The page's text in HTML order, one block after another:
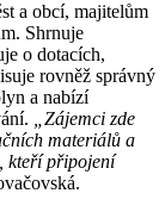
a obcí, majitelům
Shrnuje
o dotacích,
rovněž správný
a nabízí
„Zájemci zde
materiálů a
kteří připojení